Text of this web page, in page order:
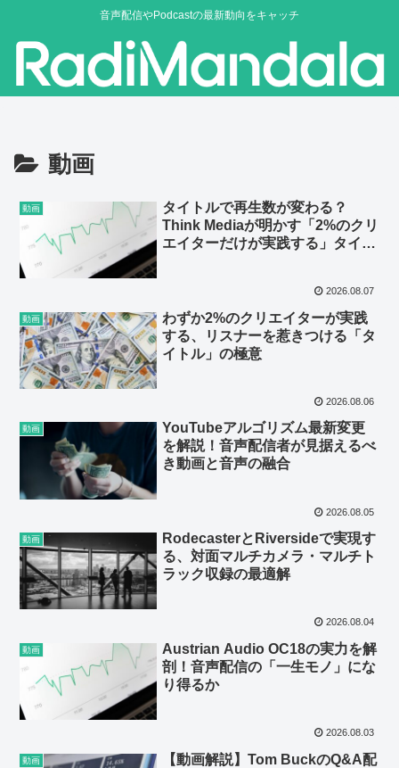
音声配信やPodcastの最新動向をキャッチ
動画
動画
タイトルで再生数が変わる？
Think Mediaが明かす「2%のクリ
エイターだけが実践する」タイト
2026.08.07
動画
わずか2%のクリエイターが実践
する、リスナーを惹きつける「タ
イトル」の極意
2026.08.06
動画
YouTubeアルゴリズム最新変更
を解説！音声配信者が見据えるべ
き動画と音声の融合
2026.08.05
動画
RodecasterとRiversideで実現す
る、対面マルチカメラ・マルチト
ラック収録の最適解
2026.08.04
動画
Austrian Audio OC18の実力を解
剖！音声配信の「一生モノ」にな
り得るか
2026.08.03
動画
【動画解説】Tom BuckのQ&A配